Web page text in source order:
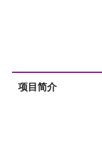
项目简介